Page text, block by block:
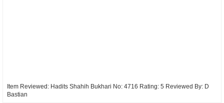
Item Reviewed: Hadits Shahih Bukhari No: 4716 Rating: 5 Reviewed By: D
Bastian